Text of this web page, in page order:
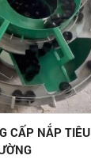
CẤP NẮP TIÊU